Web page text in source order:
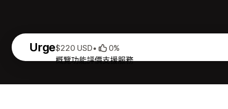
Urge
概覽功能評價支援服務
$220 USD• 0%